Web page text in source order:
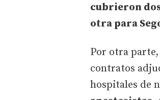
cubrieron
otra para
Por otra
contratos
hospitales de